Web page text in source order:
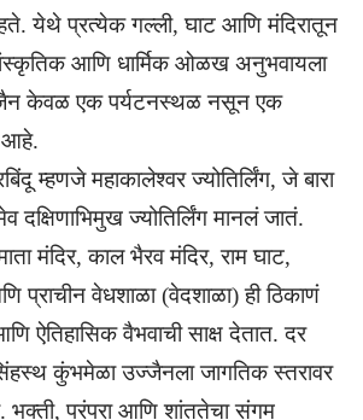
येथे प्रत्येक गल्ली, घाट आणि मंदिरातून
आणि धार्मिक ओळख अनुभवायला
केवळ एक पर्यटनस्थळ नसून एक
आहे.
म्हणजे महाकालेश्वर ज्योतिर्लिंग, जे बारा
दक्षिणाभिमुख ज्योतिर्लिंग मानलं जातं.
मंदिर, काल भैरव मंदिर, राम घाट,
प्राचीन वेधशाळा (वेदशाळा) ही ठिकाणं
ऐतिहासिक वैभवाची साक्ष देतात. दर
सिंहस्थ कुंभमेळा उज्जैनला जागतिक स्तरावर
परंपरा आणि शांततेचा संगम